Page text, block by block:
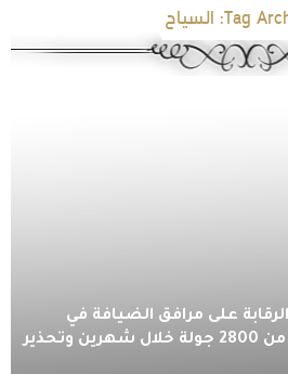
Tag السياح
على مرافق الضيافة في
الوجهات الصيفية.. أكثر من 2800 جولة خلال شهرين وتحذير